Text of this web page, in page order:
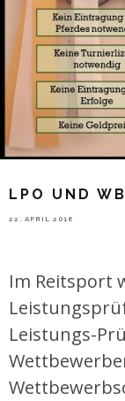
LPO UND
22. APRIL 2016
Im Reitsport
Leistungs-